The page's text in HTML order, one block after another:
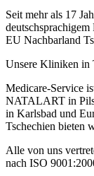
Seit mehr als 17
EU Nachbarland
Unsere Kliniken in
Medicare-Service
NATALART in
in Karlsbad und
Tschechien bieten
Alle von uns
nach ISO